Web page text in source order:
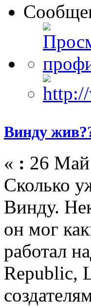
Винду
« : 26 Май
Сколько
Винду.
он мог
работал
Republic,